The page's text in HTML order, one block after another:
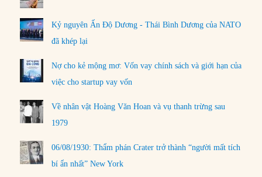
Kỷ nguyên Ấn Độ Dương - Thái Bình Dương của NATO
đã khép lại
Nợ cho kẻ mộng mơ: Vốn vay chính sách và giới hạn của
việc cho startup vay vốn
Về nhân vật Hoàng Văn Hoan và vụ thanh trừng sau
1979
06/08/1930: Thẩm phán Crater trở thành “người mất tích
bí ẩn nhất” New York